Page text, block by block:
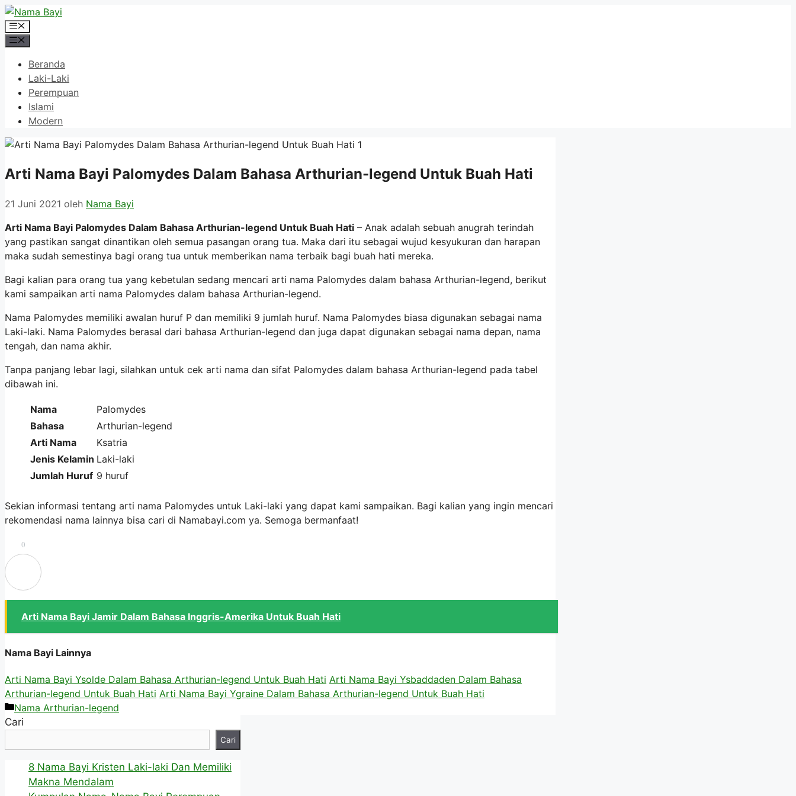
Langsung
ke
isi
Menu
Beranda
Laki-Laki
Perempuan
Islami
Modern
Arti Nama Bayi Palomydes Dalam Bahasa Arthurian-legend Untuk Buah Hati
21 Juni 2021 oleh Nama Bayi
Arti Nama Bayi Palomydes Dalam Bahasa Arthurian-legend Untuk Buah Hati – Anak adalah sebuah anugrah terindah
yang pastikan sangat dinantikan oleh semua pasangan orang tua. Maka dari itu sebagai wujud kesyukuran dan harapan
maka sudah semestinya bagi orang tua untuk memberikan nama terbaik bagi buah hati mereka.
Bagi kalian para orang tua yang kebetulan sedang mencari arti nama Palomydes dalam bahasa Arthurian-legend, berikut
kami sampaikan arti nama Palomydes dalam bahasa Arthurian-legend.
Nama Palomydes memiliki awalan huruf P dan memiliki 9 jumlah huruf. Nama Palomydes biasa digunakan sebagai nama
Laki-laki. Nama Palomydes berasal dari bahasa Arthurian-legend dan juga dapat digunakan sebagai nama depan, nama
tengah, dan nama akhir.
Tanpa panjang lebar lagi, silahkan untuk cek arti nama dan sifat Palomydes dalam bahasa Arthurian-legend pada tabel
dibawah ini.
Nama
Palomydes
Bahasa
Arthurian-legend
Arti Nama
Ksatria
Jenis Kelamin Laki-laki
Jumlah Huruf 9 huruf
Sekian informasi tentang arti nama Palomydes untuk Laki-laki yang dapat kami sampaikan. Bagi kalian yang ingin mencari
rekomendasi nama lainnya bisa cari di Namabayi.com ya. Semoga bermanfaat!
0
Arti Nama Bayi Jamir Dalam Bahasa Inggris-Amerika Untuk Buah Hati
Nama Bayi Lainnya
Arti Nama Bayi Ysolde Dalam Bahasa Arthurian-legend Untuk Buah Hati Arti Nama Bayi Ysbaddaden Dalam Bahasa
Arthurian-legend Untuk Buah Hati Arti Nama Bayi Ygraine Dalam Bahasa Arthurian-legend Untuk Buah Hati
Kategori
Nama Arthurian-legend
Cari
Cari
8 Nama Bayi Kristen Laki-laki Dan Memiliki
Makna Mendalam